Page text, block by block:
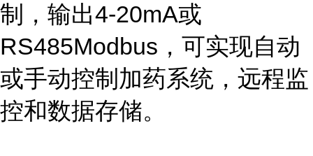
制，输出4-20mA或
RS485Modbus ，可实现自动
或手动控制加药系统，远程监
控和数据存储。